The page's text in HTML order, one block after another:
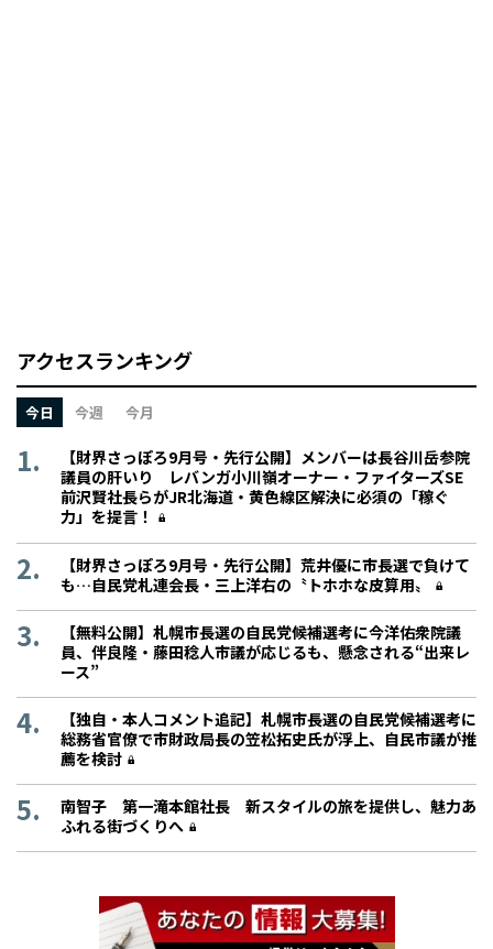
アクセスランキング
今日 今週 今月
【財界さっぽろ9月号・先行公開】メンバーは長谷川岳参院
議員の肝いり レバンガ小川嶺オーナー・ファイターズSE
前沢賢社長らがJR北海道・黄色線区解決に必須の「稼ぐ
力」を提言！
【財界さっぽろ9月号・先行公開】荒井優に市長選で負けて
も…自民党札連会長・三上洋右の〝トホホな皮算用〟
【無料公開】札幌市長選の自民党候補選考に今洋佑衆院議
員、伴良隆・藤田稔人市議が応じるも、懸念される“出来レ
ース”
【独自・本人コメント追記】札幌市長選の自民党候補選考に
総務省官僚で市財政局長の笠松拓史氏が浮上、自民市議が推
薦を検討
南智子 第一滝本館社長 新スタイルの旅を提供し、魅力あ
ふれる街づくりへ